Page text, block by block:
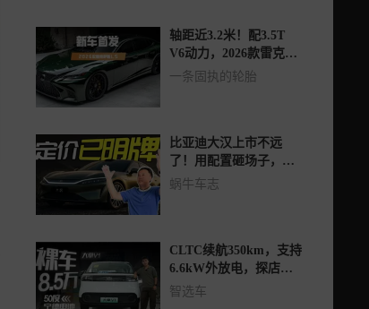
轴距近3.2米！配3.5T
V6动力，2026款雷克萨
斯LS亮相
一条固执的轮胎
比亚迪大汉上市不远
了！用配置砸场子，盲
猜23万起步能热销？
蜗牛车志
CLTC续航350km，支持
6.6kW外放电，探店实
拍大拿V1
智选车